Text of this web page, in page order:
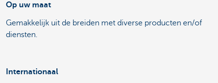
Op uw maat
Gemakkelijk uit de breiden met diverse producten en/of
diensten.
Internationaal